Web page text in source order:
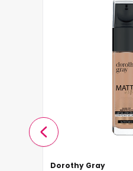
Dorothy Gray